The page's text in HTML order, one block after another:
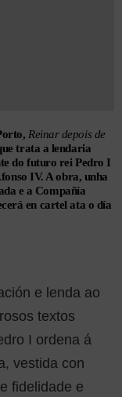
Reinar depois de
trata a lendaria
do futuro rei Pedro I
IV. A obra, unha
e a Compañía
en cartel ata o día
e lenda ao
textos
I ordena á
vestida con
fidelidade e